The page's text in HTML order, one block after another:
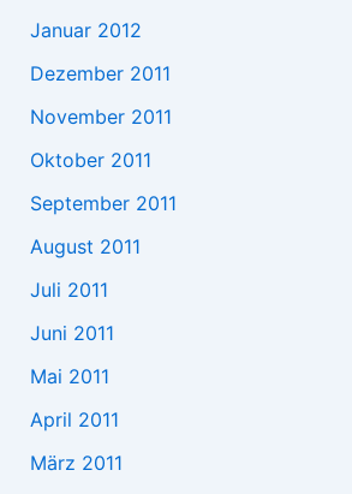
Januar 2012
Dezember 2011
November 2011
Oktober 2011
September 2011
August 2011
Juli 2011
Juni 2011
Mai 2011
April 2011
März 2011